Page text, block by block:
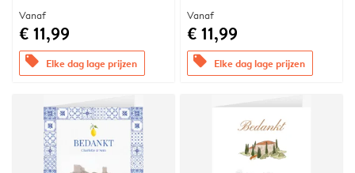
Vanaf
€ 11,99
offers Elke dag lage prijzen
Vanaf
€ 11,99
offers Elke dag lage prijzen